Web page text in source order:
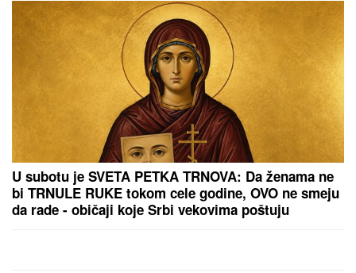
U subotu je SVETA PETKA TRNOVA: Da ženama ne
bi TRNULE RUKE tokom cele godine, OVO ne smeju
da rade - običaji koje Srbi vekovima poštuju